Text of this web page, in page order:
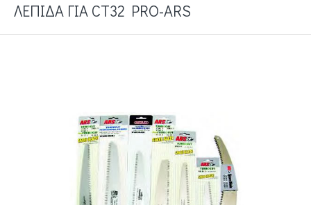
ΛΕΠΊΔΑ ΓΙΑ CT32 PRO-ARS